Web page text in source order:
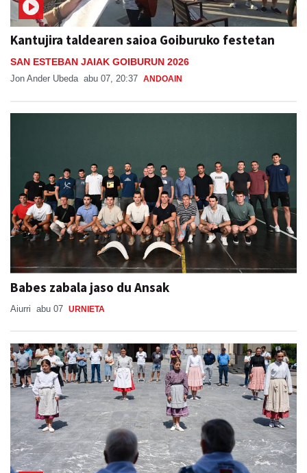
Kantujira taldearen saioa Goiburuko festetan
SAN ESTEBAN JAIAK GOIBURUN 2026
Jon Ander Ubeda abu 07, 20:37 ANDOAIN
Babes zabala jaso du Ansak
Aiurri abu 07 URNIETA